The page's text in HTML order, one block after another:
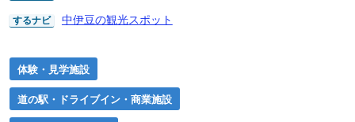
するナビ 中伊豆の観光スポット
体験・見学施設
道の駅・ドライブイン・商業施設